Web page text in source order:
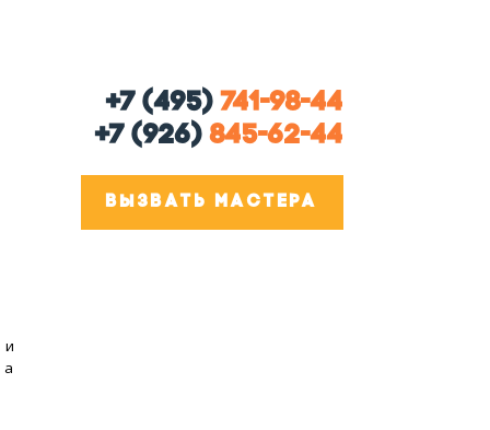
и
+7 (495)741-98-44
+7 (926)845-62-44
ВЫЗВАТЬ МАСТЕРА